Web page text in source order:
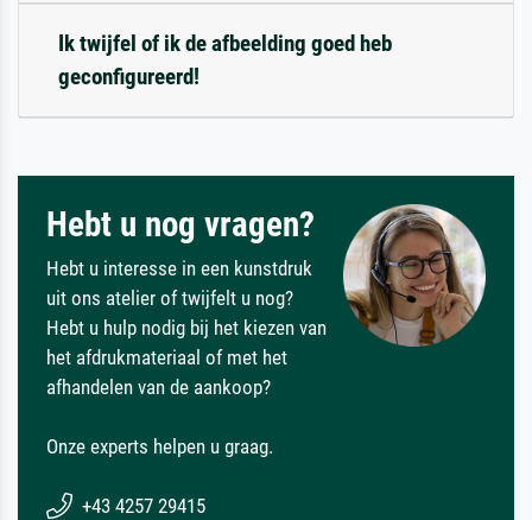
Ik twijfel of ik de afbeelding goed heb
geconfigureerd!
Hebt u nog vragen?
Hebt u interesse in een kunstdruk
uit ons atelier of twijfelt u nog?
Hebt u hulp nodig bij het kiezen van
het afdrukmateriaal of met het
afhandelen van de aankoop?
Onze experts helpen u graag.
+43 4257 29415